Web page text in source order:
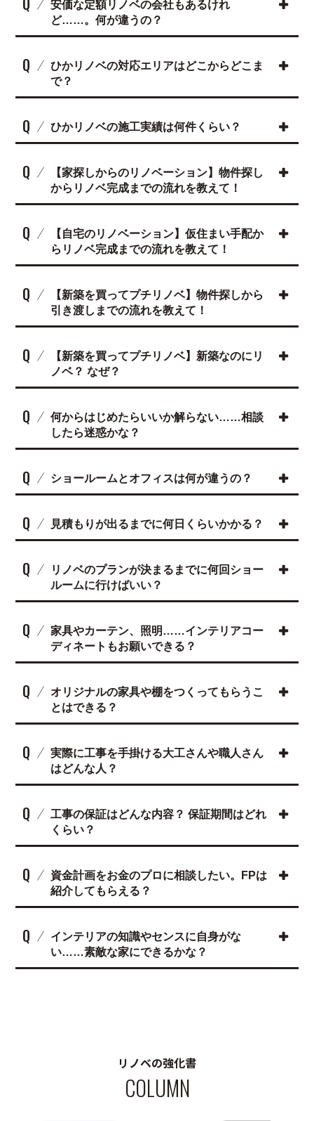
安価な定額リノベの会社もあるけれ
ど……。何が違うの？
Q
ひかリノベの対応エリアはどこからどこま
で？
Q ひかリノベの施工実績は何件くらい？
Q
【家探しからのリノベーション】物件探し
からリノベ完成までの流れを教えて！
Q
【自宅のリノベーション】仮住まい手配か
らリノベ完成までの流れを教えて！
Q
【新築を買ってプチリノベ】物件探しから
引き渡しまでの流れを教えて！
Q
【新築を買ってプチリノベ】新築なのにリ
ノベ？ なぜ？
Q
何からはじめたらいいか解らない……相談
したら迷惑かな？
Q ショールームとオフィスは何が違うの？
Q 見積もりが出るまでに何日くらいかかる？
Q
リノベのプランが決まるまでに何回ショー
ルームに行けばいい？
Q
家具やカーテン、照明……インテリアコー
ディネートもお願いできる？
Q
オリジナルの家具や棚をつくってもらうこ
とはできる？
Q
実際に工事を手掛ける大工さんや職人さん
はどんな人？
Q
工事の保証はどんな内容？ 保証期間はどれ
くらい？
Q
資金計画をお金のプロに相談したい。FPは
紹介してもらえる？
Q
インテリアの知識やセンスに自身がな
い……素敵な家にできるかな？
リノベの強化書
COLUMN